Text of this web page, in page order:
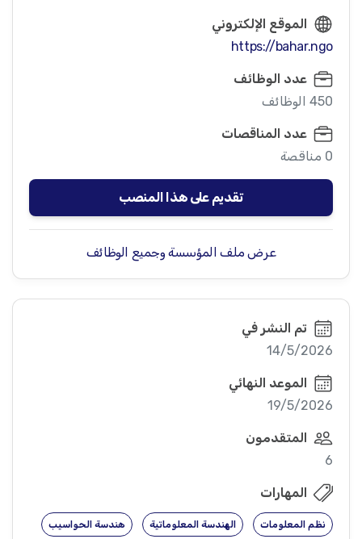
الموقع الإلكتروني
https://bahar.ngo
عدد الوظائف
450 الوظائف
عدد المناقصات
0 مناقصة
تقديم على هذا المنصب
عرض ملف المؤسسة وجميع الوظائف
تم النشر في
14/5/2026
الموعد النهائي
19/5/2026
المتقدمون
6
المهارات
نظم المعلومات الهندسة المعلوماتية هندسة الحواسيب